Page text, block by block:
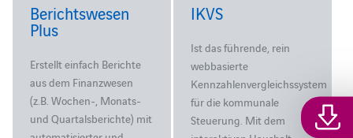
Berichtswesen
Plus
Erstellt einfach Berichte
aus dem Finanzwesen
(z.B. Wochen-, Monats-
und Quartalsberichte) mit
IKVS
Ist das führende, rein
webbasierte
Kennzahlenvergleichssystem
für die kommunale
Steuerung. Mit dem